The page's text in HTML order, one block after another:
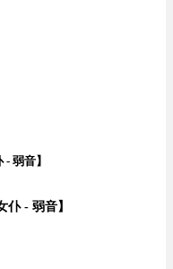
弱音】
仆 - 弱音】